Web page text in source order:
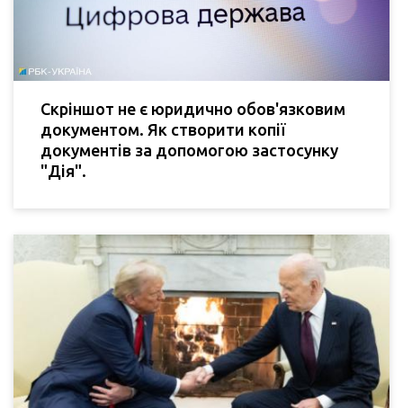
Скріншот не є юридично обов'язковим
документом. Як створити копії
документів за допомогою застосунку
"Дія".